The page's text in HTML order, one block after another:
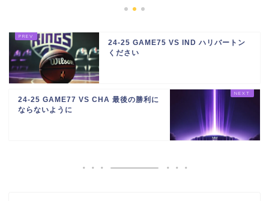
24-25 GAME75 VS IND ハリバートン
ください
24-25 GAME77 VS CHA 最後の勝利に
ならないように